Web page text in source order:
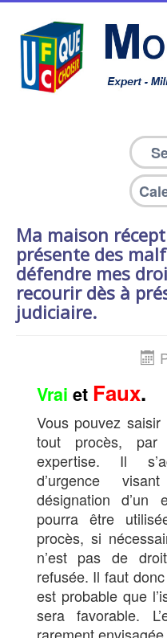
Ma maison
présente des
défendre mes
recourir dès à
judiciaire.
Vrai et Faux.
Vous pouvez
tout procès,
expertise. Il
d’urgence
désignation d’un
pourra être
procès, si
n’est pas de
refusée. Il faut
est probable que
sera favorable.
rarement